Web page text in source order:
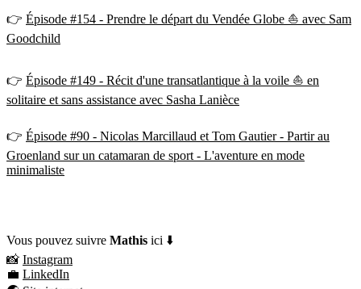
👉 Épisode #154 - Prendre le départ du Vendée Globe ⛵️ avec Sam
Goodchild
👉 Épisode #149 - Récit d'une transatlantique à la voile ⛵️ en
solitaire et sans assistance avec Sasha Lanièce
👉 Épisode #90 - Nicolas Marcillaud et Tom Gautier - Partir au
Groenland sur un catamaran de sport - L'aventure en mode
minimaliste
Vous pouvez suivre Mathis ici ⬇️
📸 Instagram
💼 LinkedIn